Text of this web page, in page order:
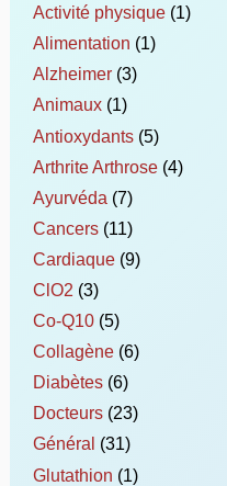
Activité physique (1)
Alimentation (1)
Alzheimer (3)
Animaux (1)
Antioxydants (5)
Arthrite Arthrose (4)
Ayurvéda (7)
Cancers (11)
Cardiaque (9)
ClO2 (3)
Co-Q10 (5)
Collagène (6)
Diabètes (6)
Docteurs (23)
Général (31)
Glutathion (1)